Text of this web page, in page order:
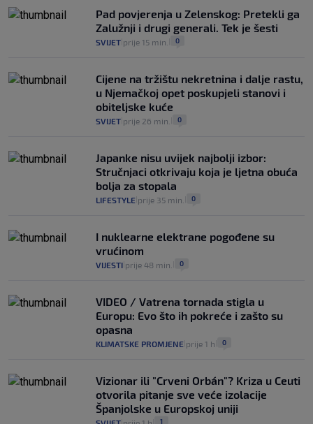
Pad povjerenja u Zelenskog: Pretekli ga
Zalužnji i drugi generali. Tek je šesti
SVIJET prije 15 min. 0
Cijene na tržištu nekretnina i dalje rastu,
u Njemačkoj opet poskupjeli stanovi i
obiteljske kuće
SVIJET prije 26 min. 0
Japanke nisu uvijek najbolji izbor:
Stručnjaci otkrivaju koja je ljetna obuća
bolja za stopala
LIFESTYLE prije 35 min. 0
I nuklearne elektrane pogođene su
vrućinom
VIJESTI prije 48 min. 0
VIDEO / Vatrena tornada stigla u
Europu: Evo što ih pokreće i zašto su
opasna
KLIMATSKE PROMJENE prije 1 h 0
Vizionar ili "Crveni Orbán"? Kriza u Ceuti
otvorila pitanje sve veće izolacije
Španjolske u Europskoj uniji
1